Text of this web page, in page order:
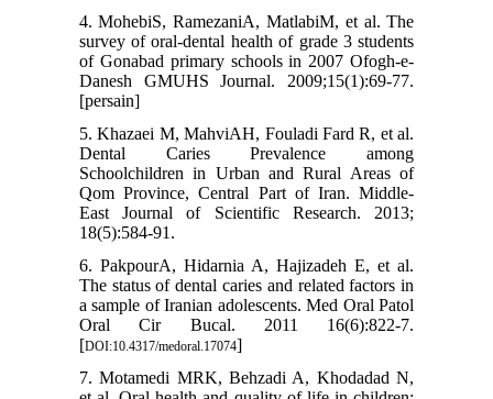
4. MohebiS, RamezaniA, MatlabiM, et al. The
survey of oral-dental health of grade 3 students
of Gonabad primary schools in 2007 Ofogh-e-
Danesh GMUHS Journal. 2009;15(1):69-77.
[persain]
5. Khazaei M, MahviAH, Fouladi Fard R, et al.
Dental Caries Prevalence among
Schoolchildren in Urban and Rural Areas of
Qom Province, Central Part of Iran. Middle-
East Journal of Scientific Research. 2013;
18(5):584-91.
6. PakpourA, Hidarnia A, Hajizadeh E, et al.
The status of dental caries and related factors in
a sample of Iranian adolescents. Med Oral Patol
Oral Cir Bucal. 2011 16(6):822-7.
[DOI:10.4317/medoral.17074]
7. Motamedi MRK, Behzadi A, Khodadad N,